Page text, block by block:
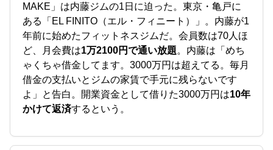
MAKE」は内藤ジムの1日に迫った。東京・亀戸に
ある「EL FINITO（エル・フィニート）」。内藤が1
年前に始めたフィットネスジムだ。会員数は70人ほ
ど、月会費は1万2100円で通い放題。内藤は「めち
ゃくちゃ借金してます。3000万円は超えてる。毎月
借金の支払いとジムの家賃で手元に残らないです
よ」と告白。開業資金として借りた3000万円は10年
かけて返済するという。